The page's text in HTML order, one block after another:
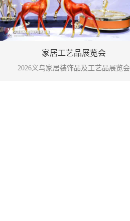
家居工艺品展览会
2026义乌家居装饰品及工艺品展览会